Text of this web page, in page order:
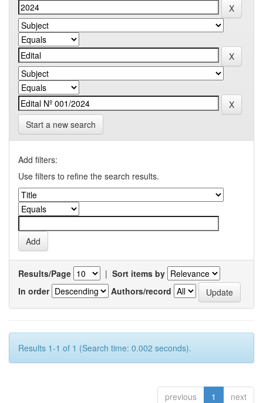
Start a new search
Add filters:
Use filters to refine the search results.
Results/Page | Sort items by
In order
Authors/record
Results 1-1 of 1 (Search time: 0.002 seconds).
previous 1 next